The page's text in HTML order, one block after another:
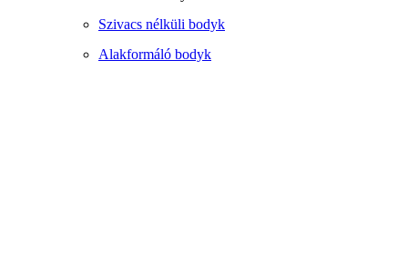
Szivacs nélküli bodyk
Alakformáló bodyk